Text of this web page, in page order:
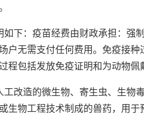
下：疫苗经费由财政承担：强
无需支付任何费用。免疫接种
包括发放免疫证明和为动物佩
改造的微生物、寄生虫、生物
生物工程技术制成的兽药，用